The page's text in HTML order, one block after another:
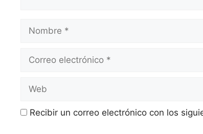
Recibir un correo electrónico con los